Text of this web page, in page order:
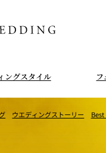
ングスタイル
ウエディングストーリー